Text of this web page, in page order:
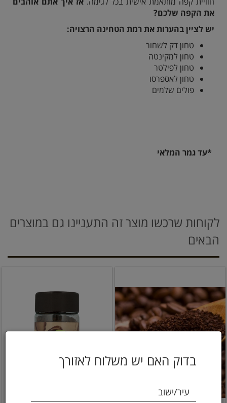
בדוק האם יש משלוח לאזורך
עיר/ישוב
את הקפה שלכם?
יש לציין בהערות את רמת הטחינה הרצויה:
טחון דק לשחור
טחון למקינטה
טחון לפילטר
טחון לאספרסו
פולים שלמים
*עד גמר המלאי
לקוחות שרכשו מוצר זה התעניינו גם במוצרים
הבאים